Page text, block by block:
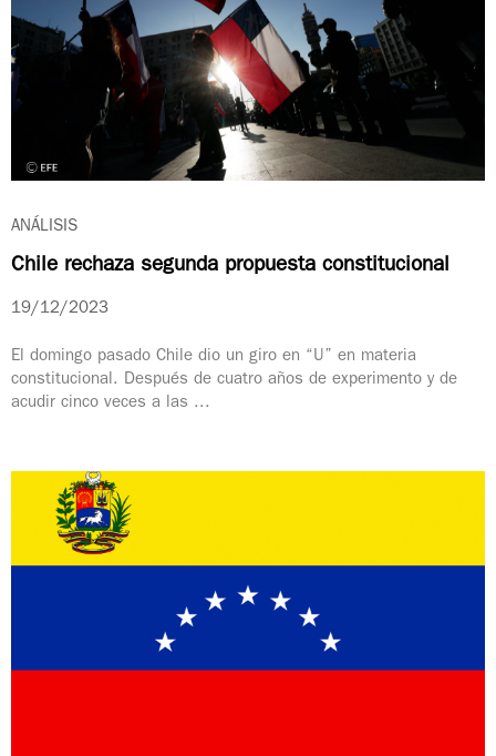
ANÁLISIS
Chile rechaza segunda propuesta constitucional
19/12/2023
El domingo pasado Chile dio un giro en “U” en materia
constitucional. Después de cuatro años de experimento y de
acudir cinco veces a las ...